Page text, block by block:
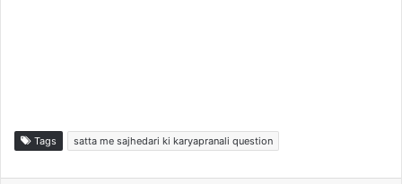
Tags satta me sajhedari ki karyapranali question